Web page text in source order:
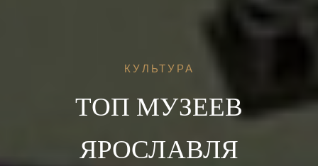
КУЛЬТУРА
ТОП МУЗЕЕВ
ЯРОСЛАВЛЯ